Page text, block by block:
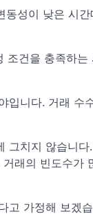
성이 낮은 시
조건을 충족하
니다. 거래 수
치지 않습니
래의 빈도수가
가정해 보겠